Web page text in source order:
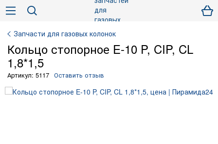
Запчасти для газовых колонок
Кольцо стопорное E-10 P, CIP, CL
1,8*1,5
Артикул: 5117 Оставить отзыв